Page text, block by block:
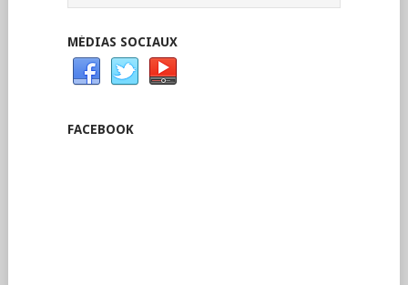
MÉDIAS SOCIAUX
FACEBOOK